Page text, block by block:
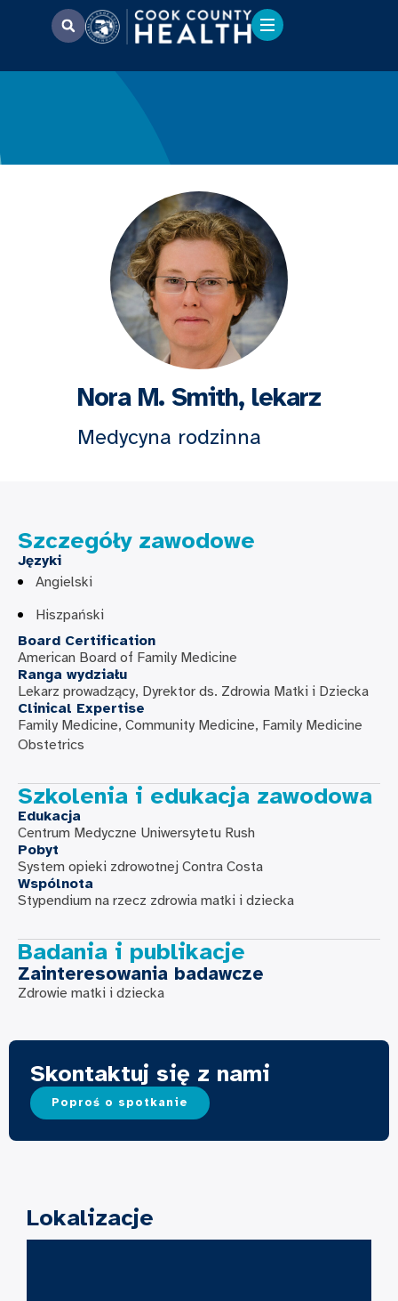
Nora M. Smith, lekarz
Medycyna rodzinna
Szczegóły zawodowe
Języki
Angielski
Hiszpański
Board Certification
American Board of Family Medicine
Ranga wydziału
Lekarz prowadzący, Dyrektor ds. Zdrowia Matki i Dziecka
Clinical Expertise
Family Medicine, Community Medicine, Family Medicine
Obstetrics
Szkolenia i edukacja zawodowa
Edukacja
Centrum Medyczne Uniwersytetu Rush
Pobyt
System opieki zdrowotnej Contra Costa
Wspólnota
Stypendium na rzecz zdrowia matki i dziecka
Badania i publikacje
Zainteresowania badawcze
Zdrowie matki i dziecka
Skontaktuj się z nami
Poproś o spotkanie
Lokalizacje